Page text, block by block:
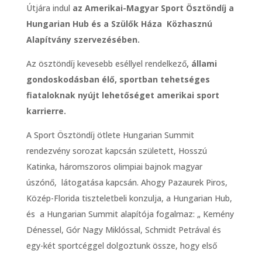
Útjára indul az Amerikai-Magyar Sport Ösztöndíj a
Hungarian Hub és a Szülők Háza Közhasznú
Alapítvány szervezésében.
Az ösztöndíj kevesebb eséllyel rendelkező, állami
gondoskodásban élő, sportban tehetséges
fiataloknak nyújt lehetőséget amerikai sport
karrierre.
A Sport Ösztöndíj ötlete Hungarian Summit
rendezvény sorozat kapcsán született, Hosszú
Katinka, háromszoros olimpiai bajnok magyar
úszónő, látogatása kapcsán. Ahogy Pazaurek Piros,
Közép-Florida tiszteletbeli konzulja, a Hungarian Hub,
és a Hungarian Summit alapítója fogalmaz: „ Kemény
Dénessel, Gór Nagy Miklóssal, Schmidt Petrával és
egy-két sportcéggel dolgoztunk össze, hogy első